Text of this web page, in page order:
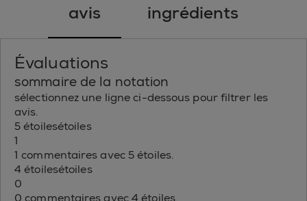
avis ingrédients
Évaluations
sommaire de la notation
sélectionnez une ligne ci-dessous pour filtrer les
avis.
5 étoilesétoiles
1
1 commentaires avec 5 étoiles.
4 étoilesétoiles
0
0 commentaires avec 4 étoiles.